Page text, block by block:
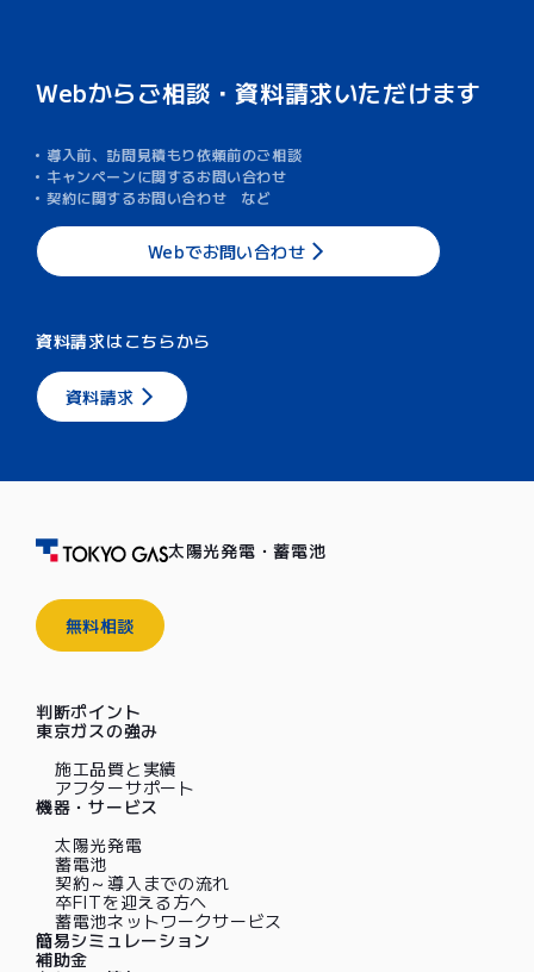
Webからご相談・資料請求いただけます
導入前、訪問見積もり依頼前のご相談
キャンペーンに関するお問い合わせ
契約に関するお問い合わせ など
Webでお問い合わせ
資料請求はこちらから
資料請求
太陽光発電・蓄電池
無料相談
判断ポイント
東京ガスの強み
施工品質と実績
アフターサポート
機器・サービス
太陽光発電
蓄電池
契約～導入までの流れ
卒FITを迎える方へ
蓄電池ネットワークサービス
簡易シミュレーション
補助金